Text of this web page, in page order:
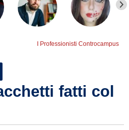
I Professionisti Controcampus
fatti col